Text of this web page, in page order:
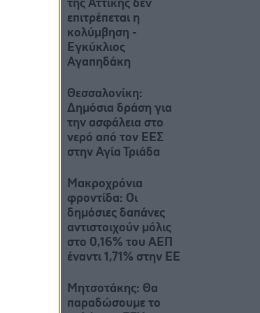
της Αττικής δεν
επιτρέπεται η
κολύμβηση -
Εγκύκλιος
Αγαπηδάκη
Θεσσαλονίκη:
Δημόσια δράση για
την ασφάλεια στο
νερό από τον ΕΕΣ
στην Αγία Τριάδα
Mακροχρόνια
φροντίδα: Oι
δημόσιες δαπάνες
αντιστοιχούν μόλις
στο 0,16% του ΑΕΠ
έναντι 1,71% στην ΕΕ
Μητσοτάκης: Θα
παραδώσουμε το